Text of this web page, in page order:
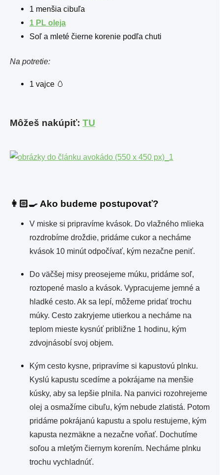
1 menšia cibuľa
1 PL oleja
Soľ a mleté čierne korenie podľa chuti
Na potretie:
1 vajce 🥚
Môžeš nakúpiť: TU
👩🏻‍🍳 Ako budeme postupovať?
V miske si pripravíme kvások. Do vlažného mlieka
rozdrobíme droždie, pridáme cukor a necháme
kvások 10 minút odpočívať, kým nezačne peniť.
Do väčšej misy preosejeme múku, pridáme soľ,
roztopené maslo a kvások. Vypracujeme jemné a
hladké cesto. Ak sa lepí, môžeme pridať trochu
múky. Cesto zakryjeme utierkou a necháme na
teplom mieste kysnúť približne 1 hodinu, kým
zdvojnásobí svoj objem.
Kým cesto kysne, pripravíme si kapustovú plnku.
Kyslú kapustu scedíme a pokrájame na menšie
kúsky, aby sa lepšie plnila. Na panvici rozohrejeme
olej a osmažíme cibuľu, kým nebude zlatistá. Potom
pridáme pokrájanú kapustu a spolu restujeme, kým
kapusta nezmäkne a nezačne voňať. Dochutíme
soľou a mletým čiernym korením. Necháme plnku
trochu vychladnúť.